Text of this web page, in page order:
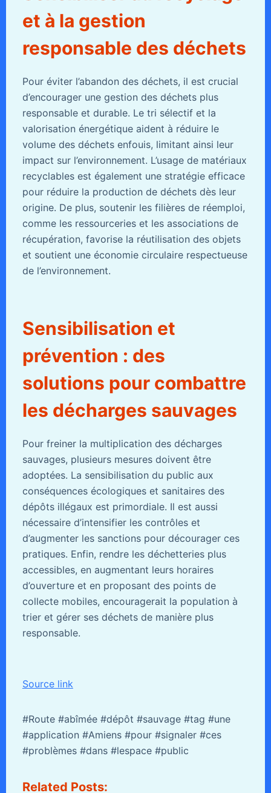
et à la gestion
responsable des déchets
Pour éviter l’abandon des déchets, il est crucial
d’encourager une gestion des déchets plus
responsable et durable. Le tri sélectif et la
valorisation énergétique aident à réduire le
volume des déchets enfouis, limitant ainsi leur
impact sur l’environnement. L’usage de matériaux
recyclables est également une stratégie efficace
pour réduire la production de déchets dès leur
origine. De plus, soutenir les filières de réemploi,
comme les ressourceries et les associations de
récupération, favorise la réutilisation des objets
et soutient une économie circulaire respectueuse
de l’environnement.
Sensibilisation et
prévention : des
solutions pour combattre
les décharges sauvages
Pour freiner la multiplication des décharges
sauvages, plusieurs mesures doivent être
adoptées. La sensibilisation du public aux
conséquences écologiques et sanitaires des
dépôts illégaux est primordiale. Il est aussi
nécessaire d’intensifier les contrôles et
d’augmenter les sanctions pour décourager ces
pratiques. Enfin, rendre les déchetteries plus
accessibles, en augmentant leurs horaires
d’ouverture et en proposant des points de
collecte mobiles, encouragerait la population à
trier et gérer ses déchets de manière plus
responsable.
Source link
#Route #abîmée #dépôt #sauvage #tag #une
#application #Amiens #pour #signaler #ces
#problèmes #dans #lespace #public
Related Posts: